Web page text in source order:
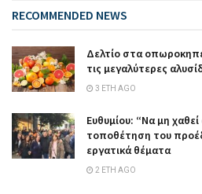
RECOMMENDED NEWS
Δελτίο στα
τις μεγαλύτερες
3 ΈΤΗ AGO
Ευθυμίου: “Να μη
τοποθέτηση του
εργατικά θέματα
2 ΈΤΗ AGO